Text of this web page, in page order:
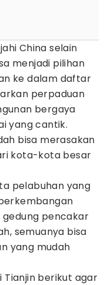
China selain
menjadi pilihan
ke dalam daftar
perpaduan
bergaya
yang cantik.
bisa merasakan
kota-kota besar
pelabuhan yang
gedung pencakar
semuanya bisa
yang mudah
Tianjin berikut agar